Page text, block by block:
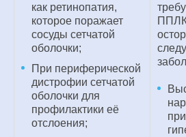
как ретинопатия,
которое поражает
сосуды сетчатой
оболочки;
При периферической
дистрофии сетчатой
оболочки для
профилактики её
отслоения;
ППЛК